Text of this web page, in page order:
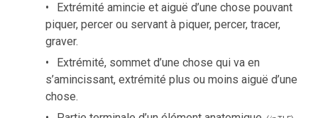
Extrémité amincie et aiguë d’une chose pouvant
piquer, percer ou servant à piquer, percer, tracer,
graver.
Extrémité, sommet d’une chose qui va en
s’amincissant, extrémité plus ou moins aiguë d’une
chose.